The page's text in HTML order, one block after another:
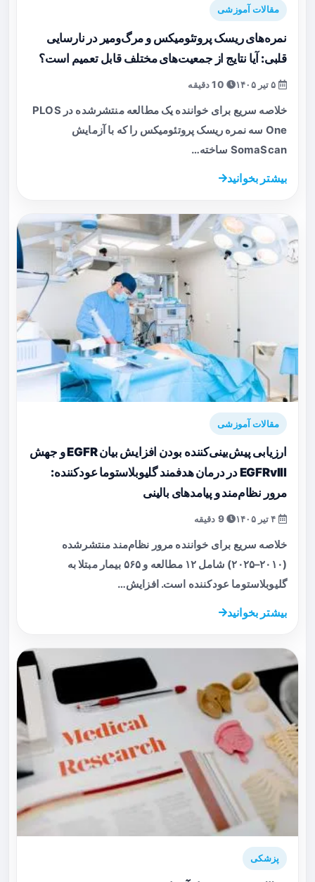
مقالات آموزشی
نمره‌های ریسک پروتئومیکس و مرگ‌ومیر در نارسایی
قلبی: آیا نتایج از جمعیت‌های مختلف قابل تعمیم است؟
خلاصه سریع برای خواننده یک مطالعه منتشرشده در PLOS
One سه نمره ریسک پروتئومیکس را که با آزمایش
SomaScan ساخته…
بیشتر بخوانید
مقالات آموزشی
ارزیابی پیش‌بینی‌کننده بودن افزایش بیان EGFR و جهش
EGFRvIII در درمان هدفمند گلیوبلاستوما عودکننده:
مرور نظام‌مند و پیامدهای بالینی
9 دقیقه
خلاصه سریع برای خواننده مرور نظام‌مند منتشرشده
(۲۰۱۰–۲۰۲۵) شامل ۱۲ مطالعه و ۵۶۵ بیمار مبتلا به
گلیوبلاستوما عودکننده است. افزایش…
بیشتر بخوانید
پزشکی